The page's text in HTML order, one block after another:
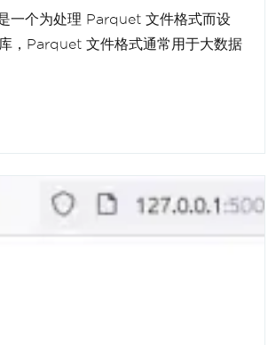
一个为处理 Parquet 文件格式而设
，Parquet 文件格式通常用于大数据